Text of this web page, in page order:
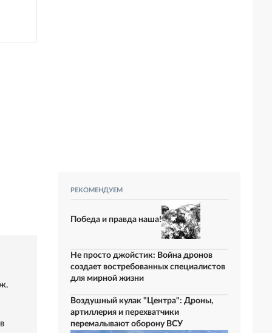
РЕКОМЕНДУЕМ
Победа и правда наша!
Не просто джойстик: Война дронов
создает востребованных специалистов
для мирной жизни
Воздушный кулак "Центра": Дроны,
артиллерия и перехватчики
перемалывают оборону ВСУ